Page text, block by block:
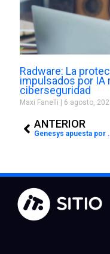
Radware: La
impulsados por IA
ciberseguridad
Maxi Fanelli 6 agosto,
ANTERIOR
Genesys apuesta por Meta y